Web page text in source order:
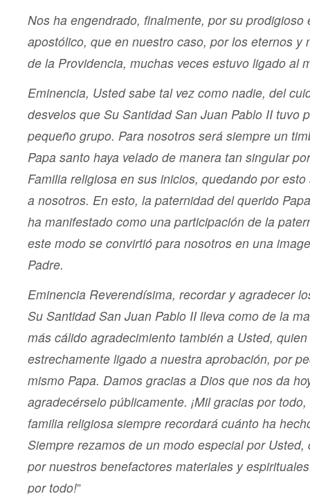
Nos ha engendrado, finalmente, por su prodigioso
apostólico, que en nuestro caso, por los eternos y
de la Providencia, muchas veces estuvo ligado al
Eminencia, Usted sabe tal vez como nadie, del
desvelos que Su Santidad San Juan Pablo II tuvo
pequeño grupo. Para nosotros será siempre un
Papa santo haya velado de manera tan singular
Familia religiosa en sus inicios, quedando por
a nosotros. En esto, la paternidad del querido
ha manifestado como una participación de la
este modo se convirtió para nosotros en una
Padre.
Eminencia Reverendísima, recordar y agradecer
Su Santidad San Juan Pablo II lleva como de la
más cálido agradecimiento también a Usted,
estrechamente ligado a nuestra aprobación, por
mismo Papa. Damos gracias a Dios que nos da
agradecérselo públicamente. ¡Mil gracias por
familia religiosa siempre recordará cuánto ha
Siempre rezamos de un modo especial por
por nuestros benefactores materiales y
por todo!”